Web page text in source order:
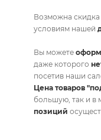
Возможна скидка
условиям нашей
Вы можете
даже которого
посетив наши
Цена товаров
большую, так и в
позиций